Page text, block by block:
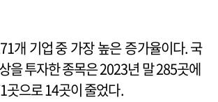
개 기업 중 가장 높은 증가율이다. 국
을 투자한 종목은 2023년 말 285곳에
곳으로 14곳이 줄었다.